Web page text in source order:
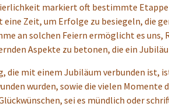
markiert oft bestimmte
eine Zeit, um Erfolge zu besiegeln, die
an solchen Feiern ermöglicht es uns,
Aspekte zu betonen, die ein
die mit einem Jubiläum verbunden ist,
wurden, sowie die vielen Momente
sei es mündlich oder